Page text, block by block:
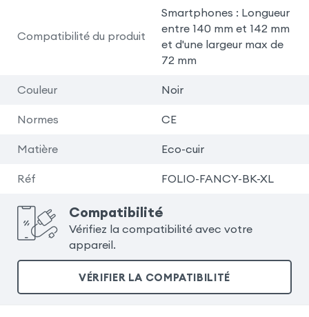
Compatibilité du produit
Smartphones : Longueur
entre 140 mm et 142 mm
et d'une largeur max de
72 mm
Couleur Noir
Normes CE
Matière Eco-cuir
Réf FOLIO-FANCY-BK-XL
Compatibilité
Vérifiez la compatibilité avec votre
appareil.
VÉRIFIER LA COMPATIBILITÉ